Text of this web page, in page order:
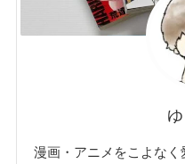
漫画・アニメをこよな